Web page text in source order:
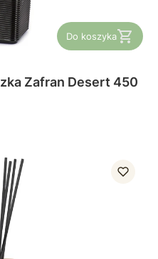
Do koszyka
Zafran Desert 450